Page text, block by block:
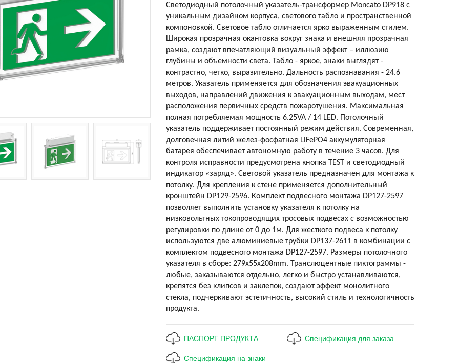
Светодиодный потолочный указатель-трансформер Moncato DP918 с
уникальным дизайном корпуса, светового табло и пространственной
компоновкой. Световое табло отличается ярко выраженным стилем.
Широкая прозрачная окантовка вокруг знака и внешняя прозрачная
рамка, создают впечатляющий визуальный эффект – иллюзию
глубины и объемности света. Табло - яркое, знаки выглядят -
контрастно, четко, выразительно. Дальность распознавания - 24.6
метров. Указатель применяется для обозначения эвакуационных
выходов, направлений движения к эвакуационным выходам, мест
расположения первичных средств пожаротушения. Максимальная
полная потребляемая мощность 6.25VA / 14 LED. Потолочный
указатель поддерживает постоянный режим действия. Современная,
долговечная литий желез-фосфатная LiFePO4 аккумуляторная
батарея обеспечивает автономную работу в течение 3 часов. Для
контроля исправности предусмотрена кнопка TEST и светодиодный
индикатор «заряд». Световой указатель предназначен для монтажа к
потолку. Для крепления к стене применяется дополнительный
кронштейн DP129-2596. Комплект подвесного монтажа DP127-2597
позволяет выполнить установку указателя к потолку на
низковольтных токопроводящих тросовых подвесах с возможностью
регулировки по длине от 0 до 1м. Для жесткого подвеса к потолку
используются две алюминиевые трубки DP137-2611 в комбинации с
комплектом подвесного монтажа DP127-2597. Размеры потолочного
указателя в сборе: 279х55х208mm. Транслюцентные пиктограммы -
любые, заказываются отдельно, легко и быстро устанавливаются,
крепятся без клипсов и заклепок, создают эффект монолитного
стекла, подчеркивают эстетичность, высокий стиль и технологичность
продукта.
ПАСПОРТ ПРОДУКТА Спецификация для заказа
Спецификация на знаки